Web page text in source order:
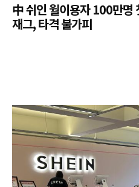
中 쉬인 월이용자 100만
재그, 타격 불가피